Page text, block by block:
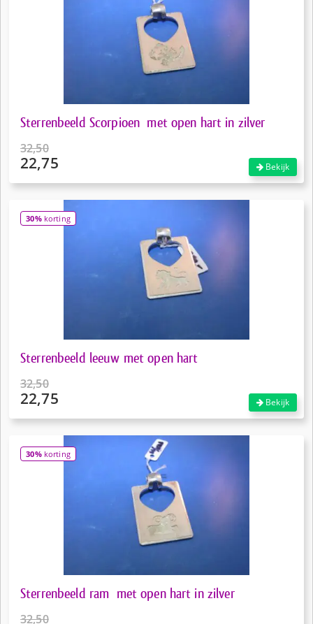
Sterrenbeeld Scorpioen met open hart in zilver
32,50
Oorspronkelijke
22,75
is:
€22,75.
Bekijk
30%korting
Sterrenbeeld leeuw met open hart
32,50
Oorspronkelijke
22,75
is:
€22,75.
Bekijk
30%korting
Sterrenbeeld ram met open hart in zilver
32,50